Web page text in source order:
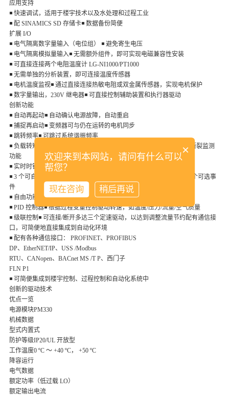
应用支持
◾ 快速调试，适用于楼宇技术以及水处理和过程工业
◾ 配 SINAMICS SD 存储卡◾ 数据备份简便
扩展 I/O
◾ 电气隔离数字量输入（电位组） ◾ 避免寄生电压
◾ 电气隔离模拟量输入◾ 无需额外组件，即可实现电磁兼容性安装
◾ 可直接连接两个电阻温度计 LG-NI1000/PT1000
◾ 无需单独的分析装置，即可连接温度传感器
◾ 电机温度监视◾ 通过直接连接热敏电阻或双金属传感器，实现电机保护
◾ 数字量输出，230V 继电器◾ 可直接控制辅助装置和执行器驱动
创新功能
◾ 自动再起动◾ 自动确认电源故障，自动重启
◾ 捕捉再启动◾ 变频器可与仍在运转的电机同步
◾ 跳转频率◾ 可跳过系统谐振频率
◾ 负载转矩监测功能◾ 具有水泵缺水运行保护、堵转转子保护和皮带断裂监测
功能
◾ 实时时钟◾ 故障及报警记录时间，缓存时间长达 5 天
◾ 3 个可自由编程的数字式定时器◾ 可作为星期/时/分的函数，控制三个可选事
件
◾ 自由功能块◾ 灵活使用集成功能，无需额外组件
◾ PID 控制器◾ 根据过程变量控制驱动转速，如温度/压力/流量/空气质量
◾ 级联控制◾ 可连接/断开多达三个定速驱动，以达到调整流量节约配有通信接
口，可简便地直接集成到自动化环境
◾ 配有各种通信接口： PROFINET、PROFIBUS
DP、EtherNET/IP、USS /Modbus
RTU、CANopen、BACnet MS /T P、西门子
FLN P1
◾ 可简便集成到楼宇控制、过程控制和自动化系统中
创新的驱动技术
优点一览
电源模块PM330
机械数据
型式内置式
防护等级IP20/UL 开放型
工作温度0 ºC ～ +40 ºC， +50 ºC
降容运行
电气数据
额定功率（低过载 LO）
额定输出电流
×
欢迎来到本网站，请问有什么可以
帮您？
现在咨询 稍后再说